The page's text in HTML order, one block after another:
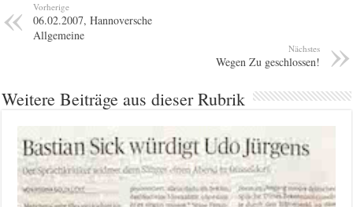
Vorherige
06.02.2007, Hannoversche
Allgemeine
Nächstes
Wegen Zu geschlossen!
Weitere Beiträge aus dieser Rubrik